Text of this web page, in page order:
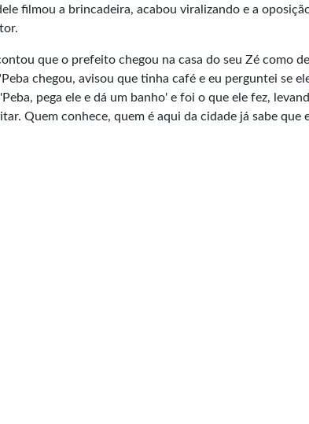
filmou a brincadeira, acabou viralizando e a
que o prefeito chegou na casa do seu Zé como de
chegou, avisou que tinha café e eu perguntei se
pega ele e dá um banho' e foi o que ele fez,
Quem conhece, quem é aqui da cidade já sabe que